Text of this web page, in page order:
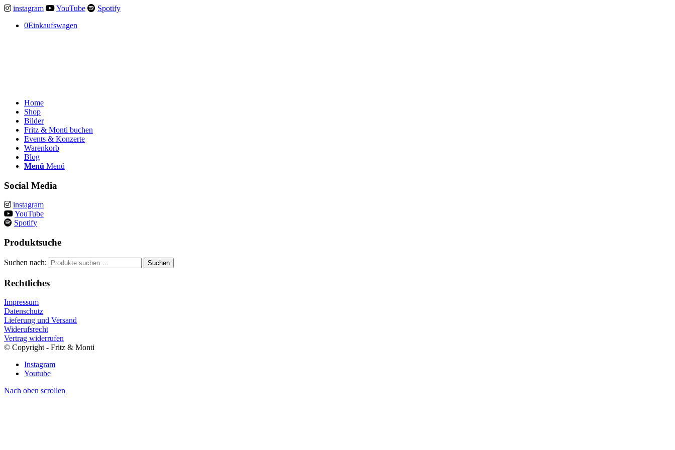
instagram YouTube
Spotify
0Einkaufswagen
Home
Shop
Bilder
Fritz & Monti buchen
Events & Konzerte
Warenkorb
Blog
Menü Menü
Social Media
instagram
YouTube
Spotify
Produktsuche
Suchen nach: Suchen
Rechtliches
Impressum
Datenschutz
Lieferung und Versand
Widerufsrecht
Vertrag widerrufen
© Copyright - Fritz & Monti
Instagram
Youtube
Nach oben scrollen